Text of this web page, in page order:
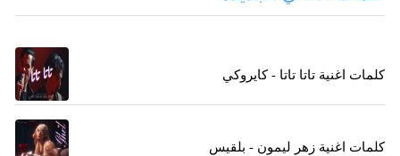
كلمات اغنية تاتا تاتا - كايروكي
كلمات اغنية زهر ليمون - بلقيس